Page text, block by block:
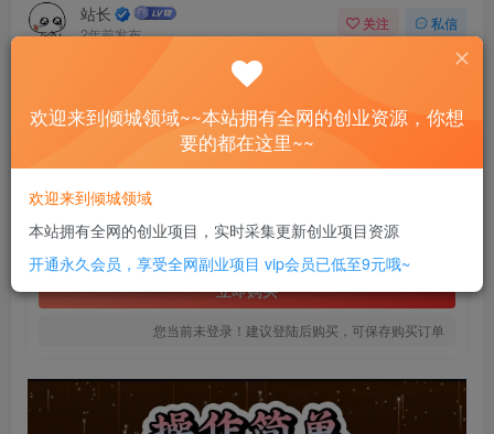
站长
2年前发布
关注 私信
操作简单，轻松月入5位数，闲鱼超暴力引流推广爱奇艺会员
此内容为付费资源，请付费后查看
SVIP全站会员 免费
立即购买
您当前未登录！建议登陆后购买，可保存购买订单
已售 2
欢迎来到倾城领域~~本站拥有全网的创业资源，你想
要的都在这里~~
欢迎来到倾城领域
本站拥有全网的创业项目，实时采集更新创业项目资源
开通永久会员，享受全网副业项目 vip会员已低至9元哦~